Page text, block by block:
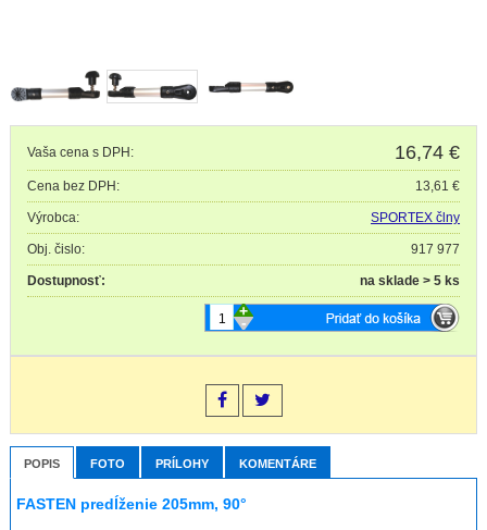
Vaša cena s DPH: 16,74 €
Cena bez DPH: 13,61 €
Výrobca: SPORTEX člny
Obj. čislo: 917 977
Dostupnosť: na sklade > 5 ks
-
+
POPIS FOTO PRÍLOHY KOMENTÁRE
FASTEN predĺženie 205mm, 90°